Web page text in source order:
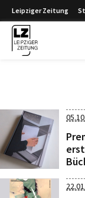
Leipziger Zeitung